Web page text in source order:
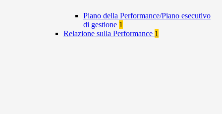
Piano della Performance/Piano esecutivo
di gestione 1
Relazione sulla Performance 1